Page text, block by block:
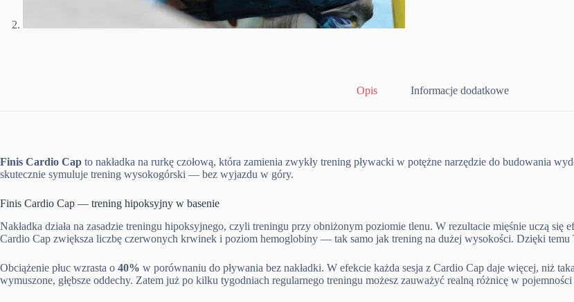
Opis Informacje dodatkowe
Finis Cardio Cap to nakładka na rurkę czołową, która zamienia zwykły trening pływacki w potężne narzędzie do budowania
skutecznie symuluje trening wysokogórski — bez wyjazdu w góry.
Finis Cardio Cap — trening hipoksyjny w basenie
Nakładka działa na zasadzie treningu hipoksyjnego, czyli treningu przy obniżonym poziomie tlenu. W rezultacie mięśnie uczą
Cardio Cap zwiększa liczbę czerwonych krwinek i poziom hemoglobiny — tak samo jak trening na dużej wysokości. Dzięki
Obciążenie płuc wzrasta o 40% w porównaniu do pływania bez nakładki. W efekcie każda sesja z Cardio Cap daje więcej, niż
wymuszone, głębsze oddechy. Zatem już po kilku tygodniach regularnego treningu możesz zauważyć realną różnicę w